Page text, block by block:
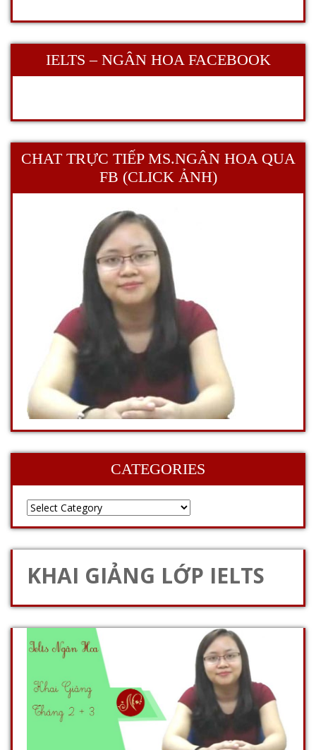
IELTS – NGÂN HOA FACEBOOK
CHAT TRỰC TIẾP MS.NGÂN HOA QUA
FB (CLICK ẢNH)
CATEGORIES
KHAI GIẢNG LỚP IELTS